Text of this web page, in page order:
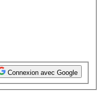
Connexion avec Google